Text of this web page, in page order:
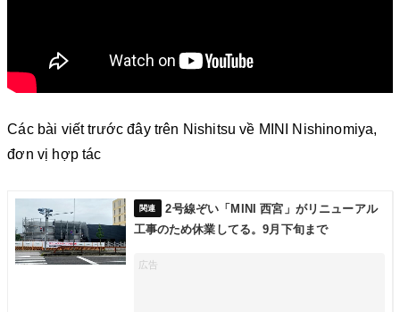
Các bài viết trước đây trên Nishitsu về MINI Nishinomiya,
đơn vị hợp tác
2号線ぞい「MINI 西宮」がリニューアル
工事のため休業してる。9月下旬まで